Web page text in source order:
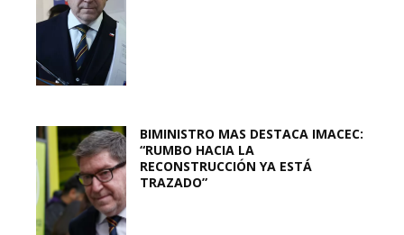
BIMINISTRO MAS DESTACA IMACEC:
“RUMBO HACIA LA
RECONSTRUCCIÓN YA ESTÁ
TRAZADO”